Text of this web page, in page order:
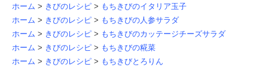
ホーム > きびのレシピ > もちきびのイタリア玉子
ホーム > きびのレシピ > もちきびの人参サラダ
ホーム > きびのレシピ > もちきびのカッテージチーズサラダ
ホーム > きびのレシピ > もちきびの糀菜
ホーム > きびのレシピ > もちきびとろりん